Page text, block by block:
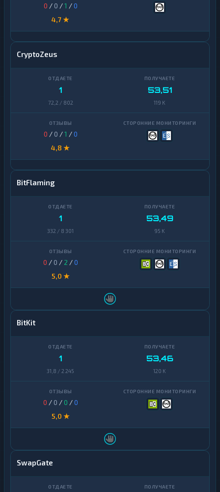
0 / 0 /1 /0
4,7 ★
CryptoZeus
1
72,2 / 802
53,51
119 K
0 / 0 /1 /0
4,8 ★
BitFlaming
1
332 / 8 301
53,49
95 K
0 / 0 / 2 /0
5,0 ★
BitKit
1
31,8 / 2 245
53,46
120 K
0 / 0 /0 /0
5,0 ★
SwapGate